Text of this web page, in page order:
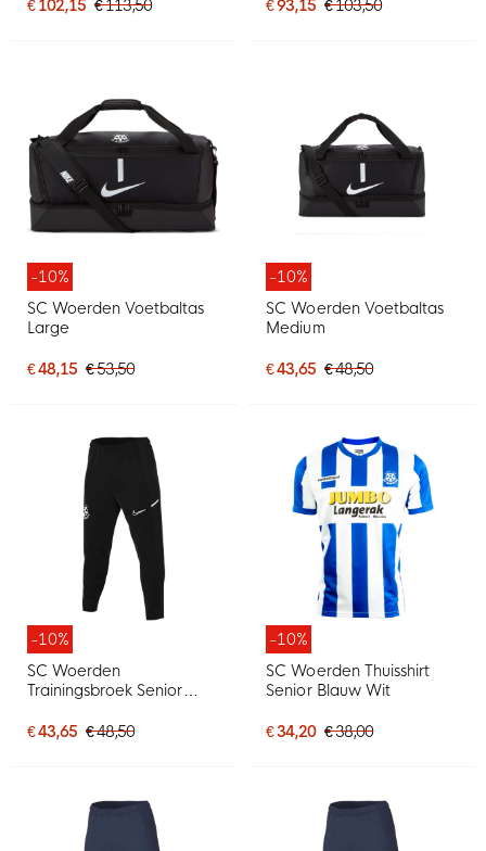
€ 102,15 € 113,50 € 93,15 € 103,50
-10%
SC Woerden Voetbaltas
Large
€ 48,15 € 53,50
-10%
SC Woerden Voetbaltas
Medium
€ 43,65 € 48,50
-10%
SC Woerden
Trainingsbroek Senior
€ 43,65 € 48,50
-10%
SC Woerden Thuisshirt
Senior Blauw Wit
€ 34,20 € 38,00